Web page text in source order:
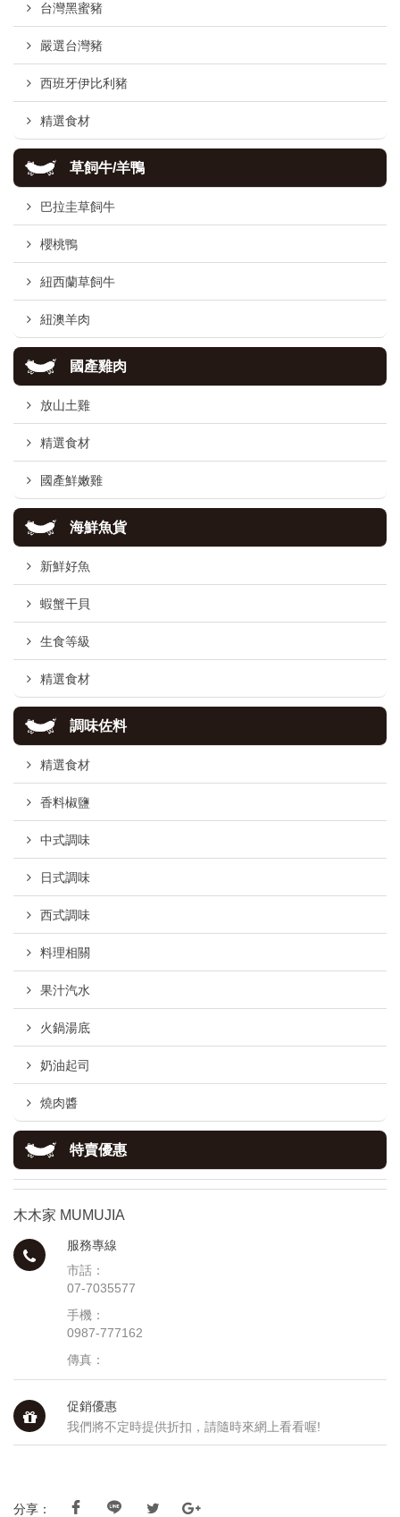
台灣黑蜜豬
嚴選台灣豬
西班牙伊比利豬
精選食材
草飼牛/羊鴨
巴拉圭草飼牛
櫻桃鴨
紐西蘭草飼牛
紐澳羊肉
國產雞肉
放山土雞
精選食材
國產鮮嫩雞
海鮮魚貨
新鮮好魚
蝦蟹干貝
生食等級
精選食材
調味佐料
精選食材
香料椒鹽
中式調味
日式調味
西式調味
料理相關
果汁汽水
火鍋湯底
奶油起司
燒肉醬
特賣優惠
木木家 MUMUJIA
服務專線
市話：
07-7035577
手機：
0987-777162
傳真：
促銷優惠
我們將不定時提供折扣，請隨時來網上看看喔!
分享：